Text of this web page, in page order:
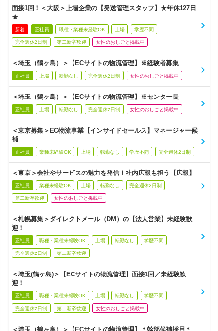
面接1回！＜大阪＞上場企業の【発送管理スタッフ】★年休127日
★
新着 正社員 職種・業種未経験OK 上場 学歴不問
完全週休2日制 第二新卒歓迎 女性のおしごと掲載中
＜埼玉（鶴ヶ島）＞【ECサイトの物流管理】※経験者募集
正社員 上場 転勤なし 完全週休2日制 女性のおしごと掲載中
＜埼玉（鶴ヶ島）＞【ECサイトの物流管理】※センター長
正社員 上場 転勤なし 完全週休2日制 女性のおしごと掲載中
＜東京募集＞EC物流事業【インサイドセールス】マネージャー候
補
正社員 業種未経験OK 上場 転勤なし 学歴不問 完全週休2日制
＜東京＞会社やサービスの魅力を発信！社内広報も担う【広報】
正社員 業種未経験OK 上場 転勤なし 完全週休2日制
第二新卒歓迎 女性のおしごと掲載中
＜札幌募集＞ダイレクトメール（DM）の【法人営業】未経験歓
迎！
正社員 職種・業種未経験OK 上場 転勤なし 学歴不問
完全週休2日制 第二新卒歓迎
＜埼玉(鶴ヶ島)＞【ECサイトの物流管理】面接1回／未経験歓
迎！
正社員 職種・業種未経験OK 上場 転勤なし 学歴不問
完全週休2日制 第二新卒歓迎 女性のおしごと掲載中
＜埼玉（鶴ヶ島）＞【ECサイトの物流管理】＊幹部候補採用＊